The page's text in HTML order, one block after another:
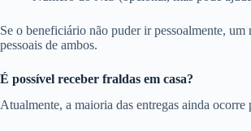
Se o beneficiário não puder ir pessoalmente,
pessoais de ambos.
É possível receber fraldas em casa?
Atualmente, a maioria das entregas ainda